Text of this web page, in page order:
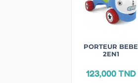
PORTEUR BEBE
2EN1
123,000TND